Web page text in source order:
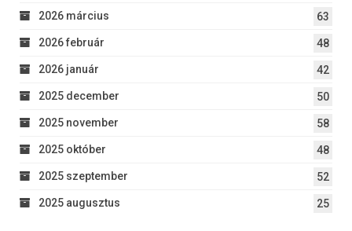
2026 március 63
2026 február 48
2026 január 42
2025 december 50
2025 november 58
2025 október 48
2025 szeptember 52
2025 augusztus 25